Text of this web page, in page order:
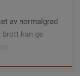
av normalgrad
brott kan ge
vållande till